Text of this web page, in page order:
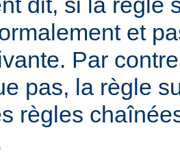
et
Par
pas, la règle
règles